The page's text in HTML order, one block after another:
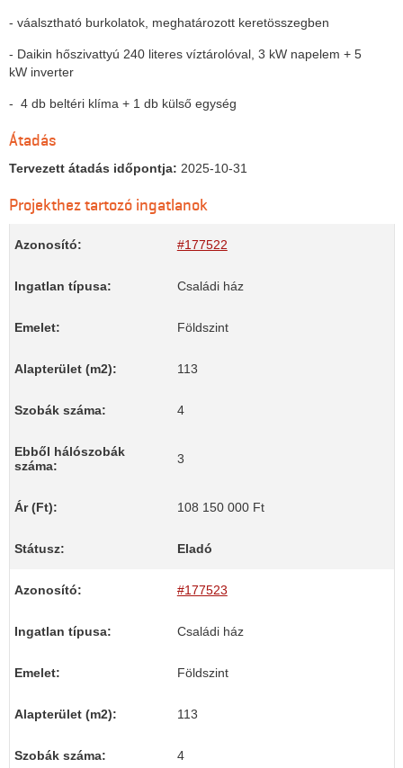
- váalsztható burkolatok, meghatározott keretösszegben
- Daikin hőszivattyú 240 literes víztárolóval, 3 kW napelem + 5
kW inverter
- 4 db beltéri klíma + 1 db külső egység
Átadás
Tervezett átadás időpontja: 2025-10-31
Projekthez tartozó ingatlanok
Azonosító: #177522
Ingatlan típusa: Családi ház
Emelet: Földszint
Alapterület (m2): 113
Szobák száma: 4
Ebből hálószobák
száma:
3
Ár (Ft): 108 150 000 Ft
Státusz: Eladó
Azonosító: #177523
Ingatlan típusa: Családi ház
Emelet: Földszint
Alapterület (m2): 113
Szobák száma: 4